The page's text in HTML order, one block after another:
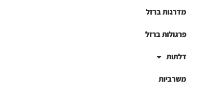
מדרגות ברזל
פרגולות ברזל
דלתות
משרביות